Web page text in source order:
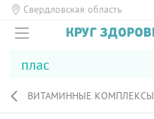
Свердловская область
ВИТАМИННЫЕ КОМПЛЕКСЫ